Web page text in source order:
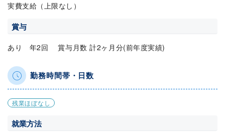
実費支給（上限なし）
賞与
あり 年2回 賞与月数 計2ヶ月分(前年度実績)
勤務時間帯・日数
残業ほぼなし
就業方法